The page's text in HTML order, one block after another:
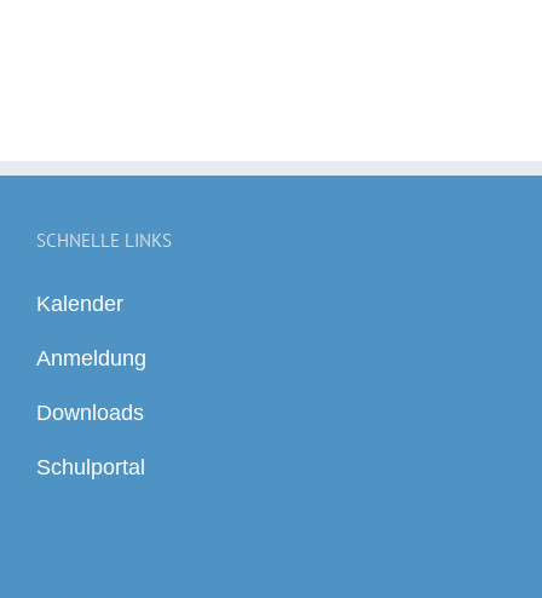
SCHNELLE LINKS
Kalender
Anmeldung
Downloads
Schulportal